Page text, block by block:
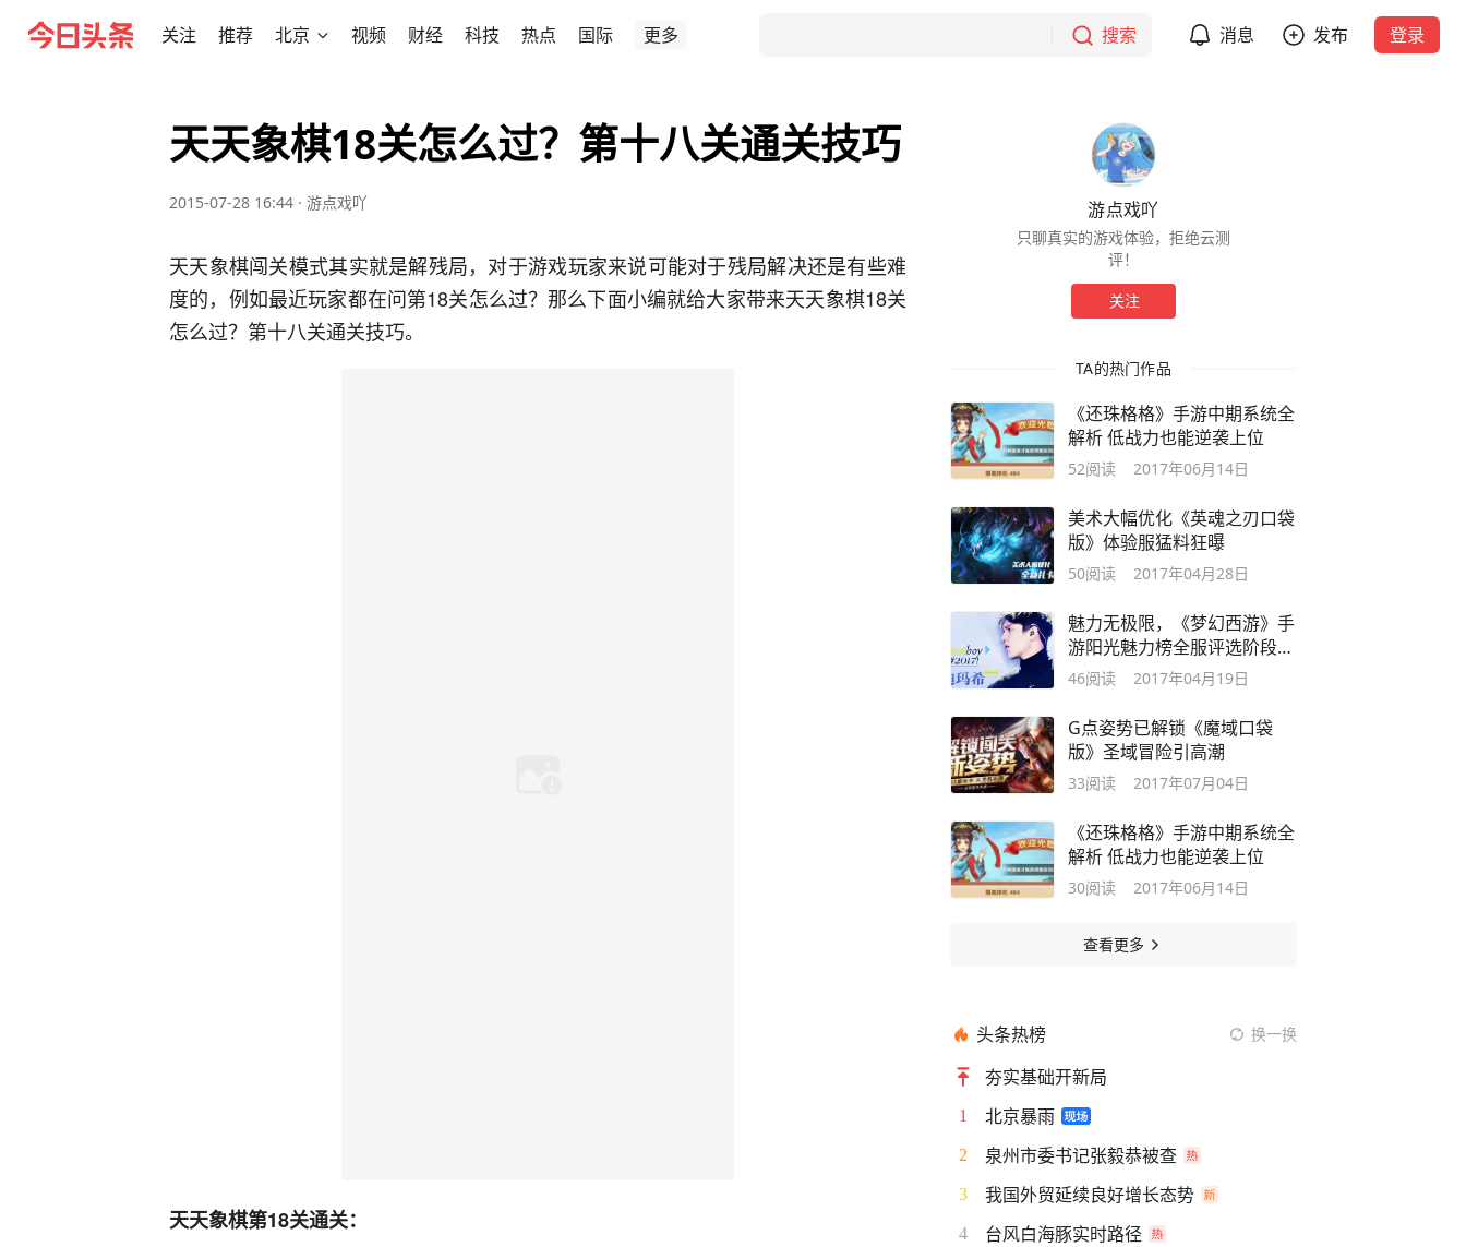
关注 推荐 北京 视频 财经 科技 热点 国际 更多 搜索 消息 发布 登录
天天象棋18关怎么过？第十八关通关技巧
2015-07-28 16:44 · 游点戏吖
天天象棋闯关模式其实就是解残局，对于游戏玩家来说可能对于残局解决还是有些难
度的，例如最近玩家都在问第18关怎么过？那么下面小编就给大家带来天天象棋18关
怎么过？第十八关通关技巧。
天天象棋第18关通关：
游点戏吖
只聊真实的游戏体验，拒绝云测
评！
关注
TA的热门作品
《还珠格格》手游中期系统全
解析 低战力也能逆袭上位
52阅读 2017年06月14日
美术大幅优化《英魂之刃口袋
版》体验服猛料狂曝
50阅读 2017年04月28日
魅力无极限，《梦幻西游》手
游阳光魅力榜全服评选阶段开
启
46阅读 2017年04月19日
G点姿势已解锁《魔域口袋
版》圣域冒险引高潮
33阅读 2017年07月04日
《还珠格格》手游中期系统全
解析 低战力也能逆袭上位
30阅读 2017年06月14日
查看更多
头条热榜 换一换
夯实基础开新局
1 北京暴雨
2 泉州市委书记张毅恭被查
3 我国外贸延续良好增长态势
4 台风白海豚实时路径